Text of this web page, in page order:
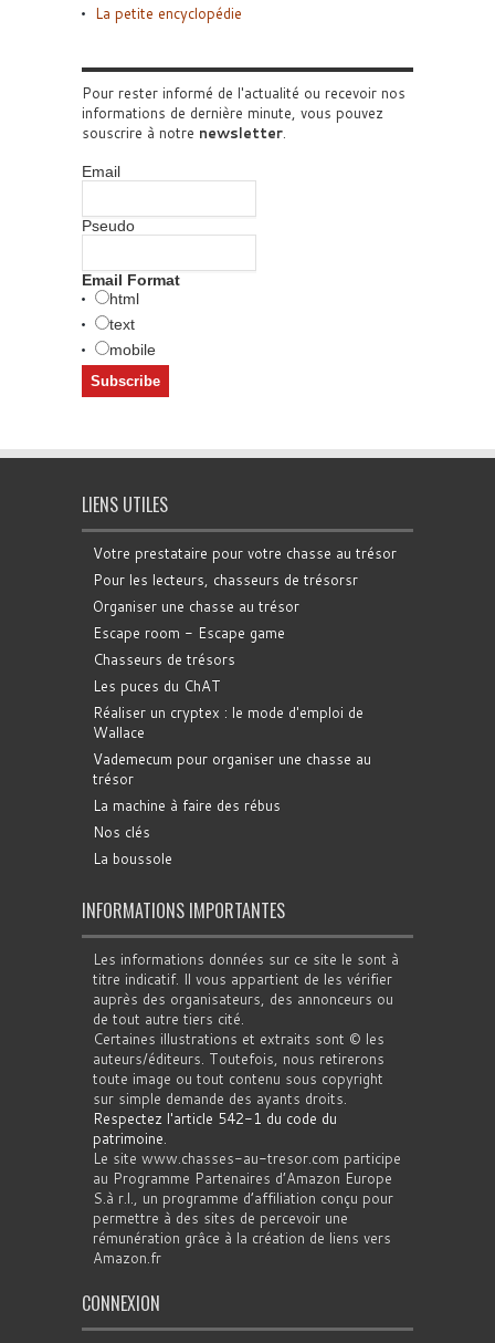
La petite encyclopédie
Pour rester informé de l'actualité ou recevoir nos
informations de dernière minute, vous pouvez
souscrire à notre newsletter.
Email
Pseudo
Email Format
html
text
mobile
LIENS UTILES
Votre prestataire pour votre chasse au trésor
Pour les lecteurs, chasseurs de trésorsr
Organiser une chasse au trésor
Escape room - Escape game
Chasseurs de trésors
Les puces du ChAT
Réaliser un cryptex : le mode d'emploi de
Wallace
Vademecum pour organiser une chasse au
trésor
La machine à faire des rébus
Nos clés
La boussole
INFORMATIONS IMPORTANTES
Les informations données sur ce site le sont à
titre indicatif. Il vous appartient de les vérifier
auprès des organisateurs, des annonceurs ou
de tout autre tiers cité.
Certaines illustrations et extraits sont © les
auteurs/éditeurs. Toutefois, nous retirerons
toute image ou tout contenu sous copyright
sur simple demande des ayants droits.
Respectez l'article 542-1 du code du
patrimoine.
Le site www.chasses-au-tresor.com participe
au Programme Partenaires d’Amazon Europe
S.à r.l., un programme d’affiliation conçu pour
permettre à des sites de percevoir une
rémunération grâce à la création de liens vers
Amazon.fr
CONNEXION